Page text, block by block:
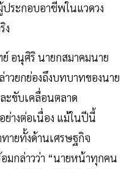
ระกอบอาชีพในแวดวง
ง
อนุศิริ นายกสมาคมนาย
วยกย่องถึงบทบาทของนาย
ะขับเคลื่อนตลาด
ย่างต่อเนื่อง แม้ในปีนี้
ายทั้งด้านเศรษฐกิจ
มกล่าวว่า “นายหน้าทุกคน